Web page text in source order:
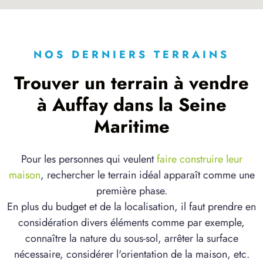
NOS DERNIERS TERRAINS
Trouver un terrain à vendre
à Auffay dans la Seine
Maritime
Pour les personnes qui veulentfaire construire leur
maison, rechercher le terrain idéal apparaît comme une
première phase.
En plus du budget et de la localisation, il faut prendre en
considération divers éléments comme par exemple,
connaître la nature du sous-sol, arrêter la surface
nécessaire, considérer l'orientation de la maison, etc.